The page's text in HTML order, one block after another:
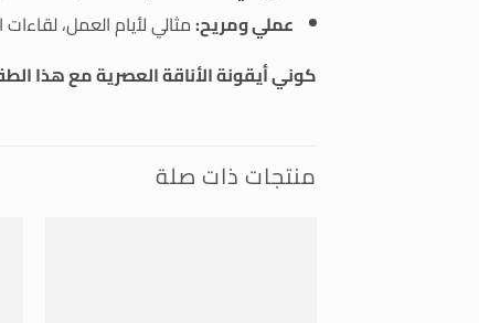
عملي ومريح:مثالي لأيام العمل،
كوني أيقونة الأناقة العصرية مع هذا
منتجات ذات صلة